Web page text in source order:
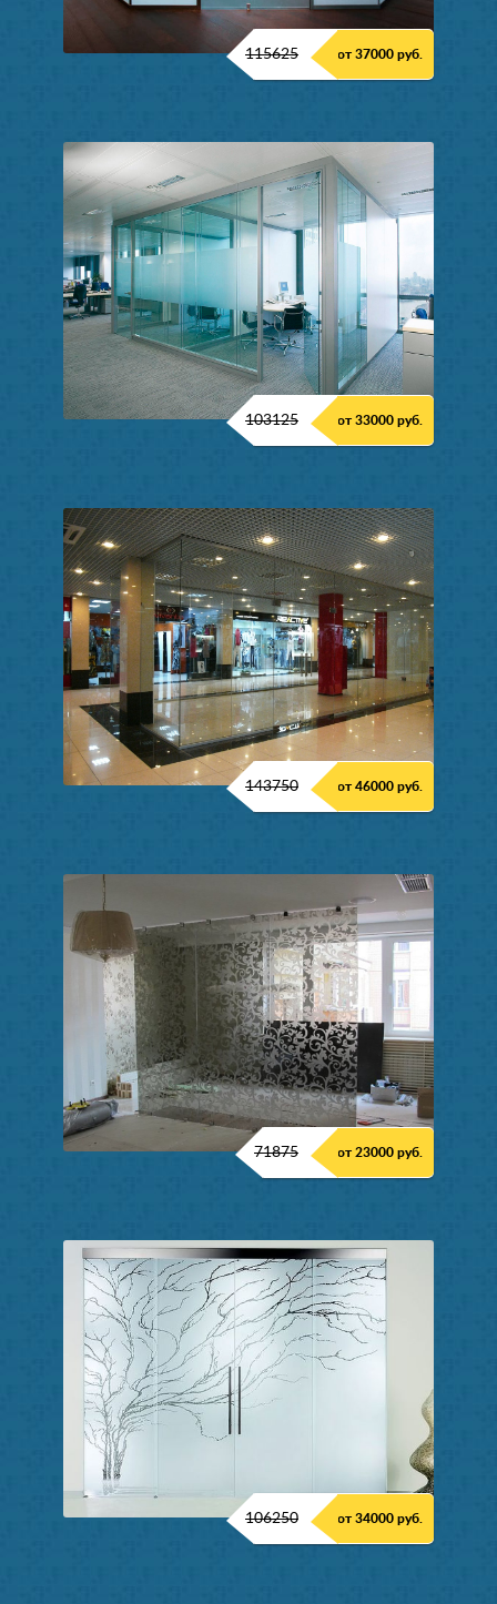
115625 от 37000 руб.
103125 от 33000 руб.
143750 от 46000 руб.
71875 от 23000 руб.
106250 от 34000 руб.